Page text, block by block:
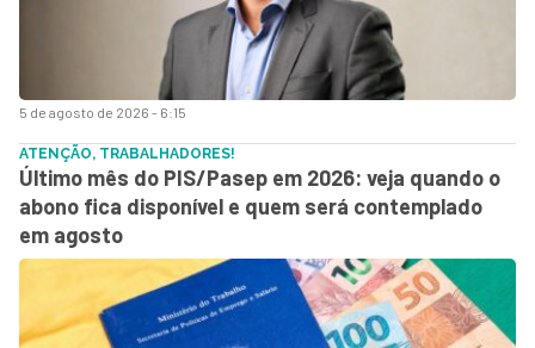
5 de agosto de 2026 - 6:15
ATENÇÃO, TRABALHADORES!
Último mês do PIS/Pasep em 2026: veja quando o
abono fica disponível e quem será contemplado
em agosto